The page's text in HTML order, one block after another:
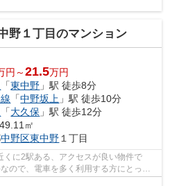
野１丁目のマンション
円～21.5万円
「東中野 」駅 徒歩8分
「中野坂上 」駅 徒歩10分
「大久保 」駅 徒歩12分
㎡
中野区東中野 １丁目
くに2駅ある、アクセスが良い物件で
ので、電車を多く利用する方にとって
産情報...